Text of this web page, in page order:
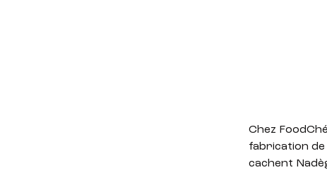
Chez
fabrication
cachent